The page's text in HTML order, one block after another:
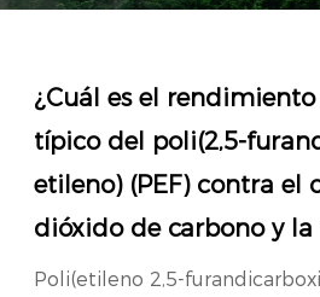
¿Cuál es el
típico del poli(2,5-
etileno) (PEF) contra el
dióxido de carbono y
Poli(etileno 2,5-